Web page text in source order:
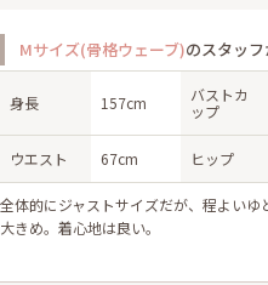
Mサイズ(骨格ウェーブ)のスタッ
身長 157cm
バストカ
ップ
ウエスト 67cm ヒップ
全体的にジャストサイズだが、程よい
大きめ。着心地は良い。